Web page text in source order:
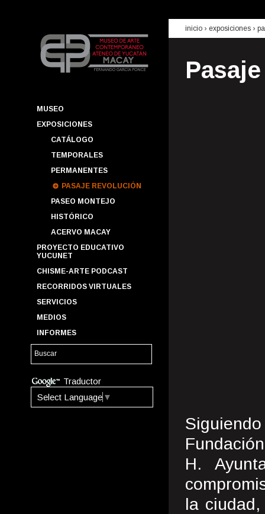
MUSEO
EXPOSICIONES
CATÁLOGO
TEMPORALES
PERMANENTES
PASAJE REVOLUCIÓN
PASEO MONTEJO
HISTÓRICO
ACERVO MACAY
PROYECTO EDUCATIVO
YUCUNET
CHISME-ARTE PODCAST
RECORRIDOS VIRTUALES
SERVICIOS
MEDIOS
INFORMES
Traductor
Select Language ▼
inicio › exposiciones ›
H.
la